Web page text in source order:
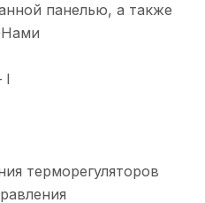
панелью, а также
I
терморегуляторов